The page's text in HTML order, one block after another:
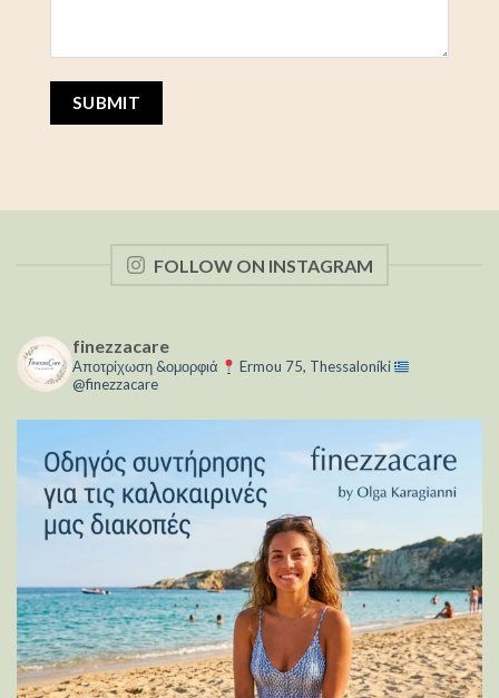
FOLLOW ON INSTAGRAM
finezzacare
Αποτρίχωση &ομορφιά
Ermou 75, Thessaloníki
@finezzacare